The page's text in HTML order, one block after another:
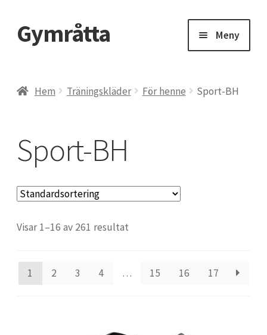
Hoppa
Hoppa
Gymråtta Meny
BMI, Body Mass Index
CLA kosttillskott – konjugerad linolsyra
Delta Gym
Exhale Gym
Hem Träningskläder För henne Sport-BH
Sport-BH
Visar 1–16 av 261 resultat
1 2 3 4 … 15 16 17